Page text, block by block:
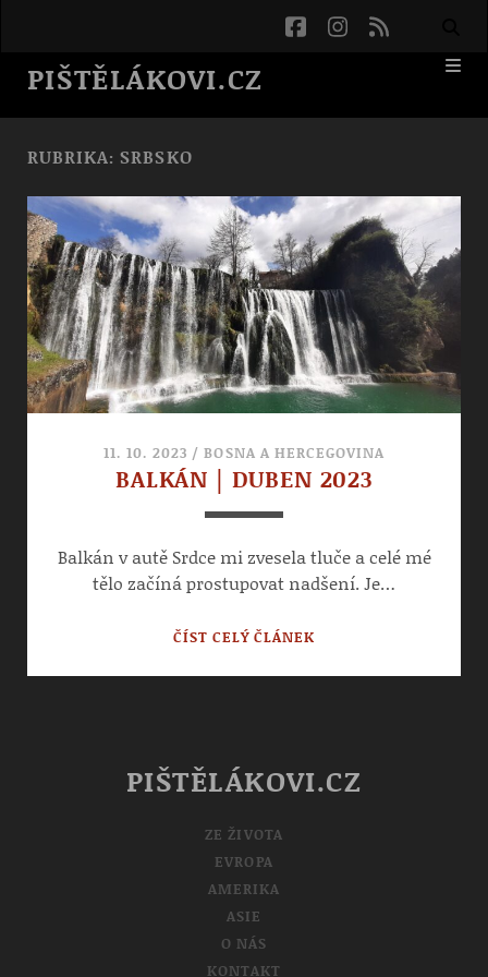
facebookinstagram
rss
PIŠTĚLÁKOVI.CZ
RUBRIKA: SRBSKO
11. 10. 2023 /BOSNA A HERCEGOVINA
BALKÁN | DUBEN 2023
Balkán v autě Srdce mi zvesela tluče a celé mé
tělo začíná prostupovat nadšení. Je…
ČÍST CELÝ ČLÁNEK
PIŠTĚLÁKOVI.CZ
ZE ŽIVOTA
EVROPA
AMERIKA
ASIE
O NÁS
KONTAKT